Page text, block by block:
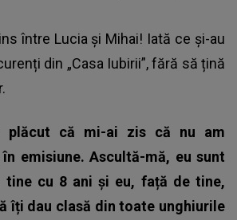
între Lucia și Mihai! Iată ce și-au
din „Casa Iubirii”, fără să țină
plăcut că mi-ai zis că nu am
emisiune. Ascultă-mă, eu sunt
tine cu 8 ani și eu, față de tine,
îți dau clasă din toate unghiurile